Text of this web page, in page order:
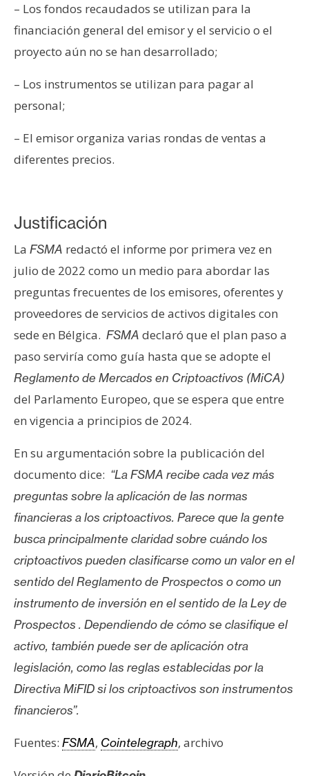
– Los fondos recaudados se utilizan para la
financiación general del emisor y el servicio o el
proyecto aún no se han desarrollado;
– Los instrumentos se utilizan para pagar al
personal;
– El emisor organiza varias rondas de ventas a
diferentes precios.
Justificación
La FSMA redactó el informe por primera vez en
julio de 2022 como un medio para abordar las
preguntas frecuentes de los emisores, oferentes y
proveedores de servicios de activos digitales con
sede en Bélgica. FSMA declaró que el plan paso a
paso serviría como guía hasta que se adopte el
Reglamento de Mercados en Criptoactivos (MiCA)
del Parlamento Europeo, que se espera que entre
en vigencia a principios de 2024.
En su argumentación sobre la publicación del
documento dice: “La FSMA recibe cada vez más
preguntas sobre la aplicación de las normas
financieras a los criptoactivos. Parece que la gente
busca principalmente claridad sobre cuándo los
criptoactivos pueden clasificarse como un valor en el
sentido del Reglamento de Prospectos o como un
instrumento de inversión en el sentido de la Ley de
Prospectos . Dependiendo de cómo se clasifique el
activo, también puede ser de aplicación otra
legislación, como las reglas establecidas por la
Directiva MiFID si los criptoactivos son instrumentos
financieros”.
Fuentes: FSMA, Cointelegraph, archivo